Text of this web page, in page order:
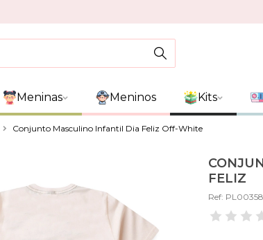
Meninas Meninos Kits
Conjunto Masculino Infantil Dia Feliz Off-White
FELIZ
Ref: